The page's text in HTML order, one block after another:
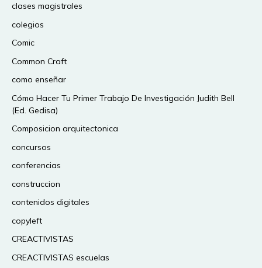
clases magistrales
colegios
Comic
Common Craft
como enseñar
Cómo Hacer Tu Primer Trabajo De Investigación Judith Bell
(Ed. Gedisa)
Composicion arquitectonica
concursos
conferencias
construccion
contenidos digitales
copyleft
CREACTIVISTAS
CREACTIVISTAS escuelas